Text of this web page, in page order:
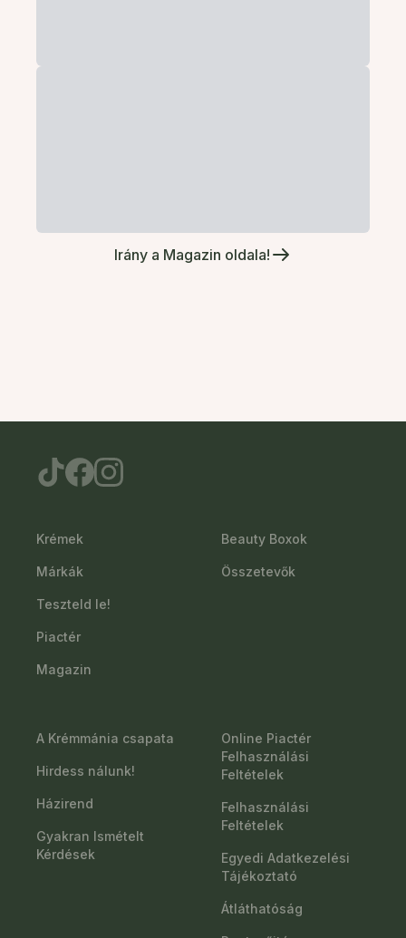
Irány a Magazin oldala!
Krémek
Márkák
Teszteld le!
Piactér
Magazin
Beauty Boxok
Összetevők
A Krémmánia csapata
Hirdess nálunk!
Házirend
Gyakran Ismételt
Kérdések
Online Piactér
Felhasználási
Feltételek
Felhasználási
Feltételek
Egyedi Adatkezelési
Tájékoztató
Átláthatóság